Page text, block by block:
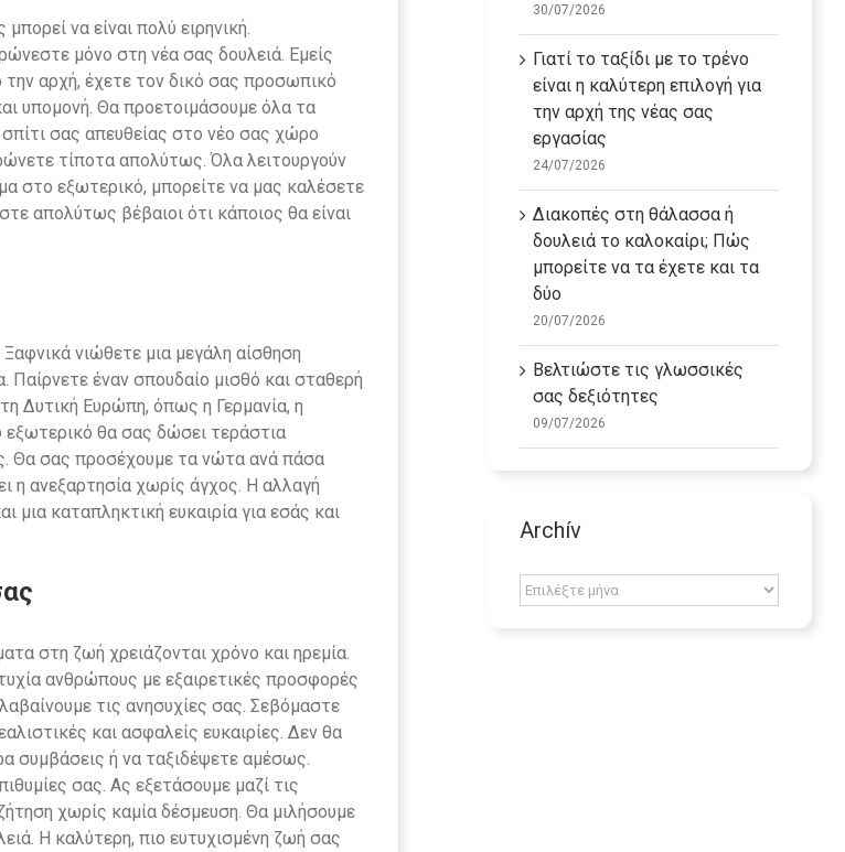
να είναι πολύ ειρηνική.
μόνο στη νέα σας δουλειά. Εμείς
αρχή, έχετε τον δικό σας προσωπικό
υπομονή. Θα προετοιμάσουμε όλα τα
σας απευθείας στο νέο σας χώρο
τίποτα απολύτως. Όλα λειτουργούν
στο εξωτερικό, μπορείτε να μας καλέσετε
απολύτως βέβαιοι ότι κάποιος θα είναι
νιώθετε μια μεγάλη αίσθηση
Παίρνετε έναν σπουδαίο μισθό και σταθερή
Δυτική Ευρώπη, όπως η Γερμανία, η
θα σας δώσει τεράστια
Θα σας προσέχουμε τα νώτα ανά πάσα
η ανεξαρτησία χωρίς άγχος. Η αλλαγή
μια καταπληκτική ευκαιρία για εσάς και
στη ζωή χρειάζονται χρόνο και ηρεμία.
ανθρώπους με εξαιρετικές προσφορές
τις ανησυχίες σας. Σεβόμαστε
και ασφαλείς ευκαιρίες. Δεν θα
συμβάσεις ή να ταξιδέψετε αμέσως.
σας. Ας εξετάσουμε μαζί τις
χωρίς καμία δέσμευση. Θα μιλήσουμε
Η καλύτερη, πιο ευτυχισμένη ζωή σας
30/07/2026
Γιατί το ταξίδι με το τρένο
είναι η καλύτερη επιλογή για
την αρχή της νέας σας
εργασίας
24/07/2026
Διακοπές στη θάλασσα ή
δουλειά το καλοκαίρι; Πώς
μπορείτε να τα έχετε και τα
δύο
20/07/2026
Βελτιώστε τις γλωσσικές
σας δεξιότητες
09/07/2026
Archív
Archív